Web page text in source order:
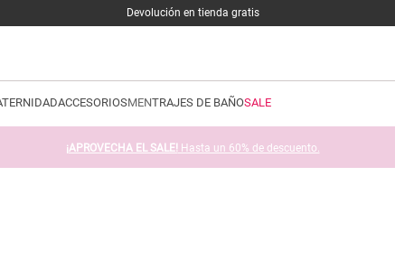
Devolución en tienda gratis
ACCESORIOSMENTRAJES DE BAÑOSALE
¡APROVECHA EL SALE! Hasta un 60% de descuento.